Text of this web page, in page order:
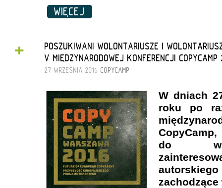
WIĘCEJ
+
POSZUKIWANI WOLONTARIUSZE I
V MIĘDZYNARODOWEJ KONFERENCJI
27 WRZEŚNIA 2016 COPYCAMP
W dniach
roku po
do
zachodzące